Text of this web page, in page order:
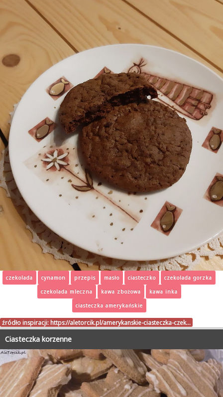
czekolada cynamon przepis masło ciasteczko
czekolada gorzka
czekolada mleczna
kawa zbożowa
kawa inka
ciasteczka amerykańskie
źródło inspiracji: https://aletorcik.pl/amerykanskie-ciasteczka-czek…
Ciasteczka korzenne